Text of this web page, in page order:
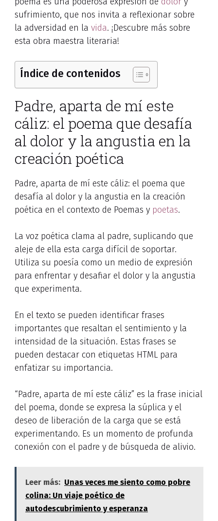
sufrimiento, que nos invita a reflexionar sobre
la adversidad en la vida. ¡Descubre más sobre
esta obra maestra literaria!
Índice de contenidos
Padre, aparta de mí este
cáliz: el poema que desafía
al dolor y la angustia en la
creación poética
Padre, aparta de mí este cáliz: el poema que
desafía al dolor y la angustia en la creación
poética en el contexto de Poemas y poetas.
La voz poética clama al padre, suplicando que
aleje de ella esta carga difícil de soportar.
Utiliza su poesía como un medio de expresión
para enfrentar y desafiar el dolor y la angustia
que experimenta.
En el texto se pueden identificar frases
importantes que resaltan el sentimiento y la
intensidad de la situación. Estas frases se
pueden destacar con etiquetas HTML para
enfatizar su importancia.
“Padre, aparta de mí este cáliz” es la frase inicial
del poema, donde se expresa la súplica y el
deseo de liberación de la carga que se está
experimentando. Es un momento de profunda
conexión con el padre y de búsqueda de alivio.
Leer más: Unas veces me siento como pobre
colina: Un viaje poético de
autodescubrimiento y esperanza